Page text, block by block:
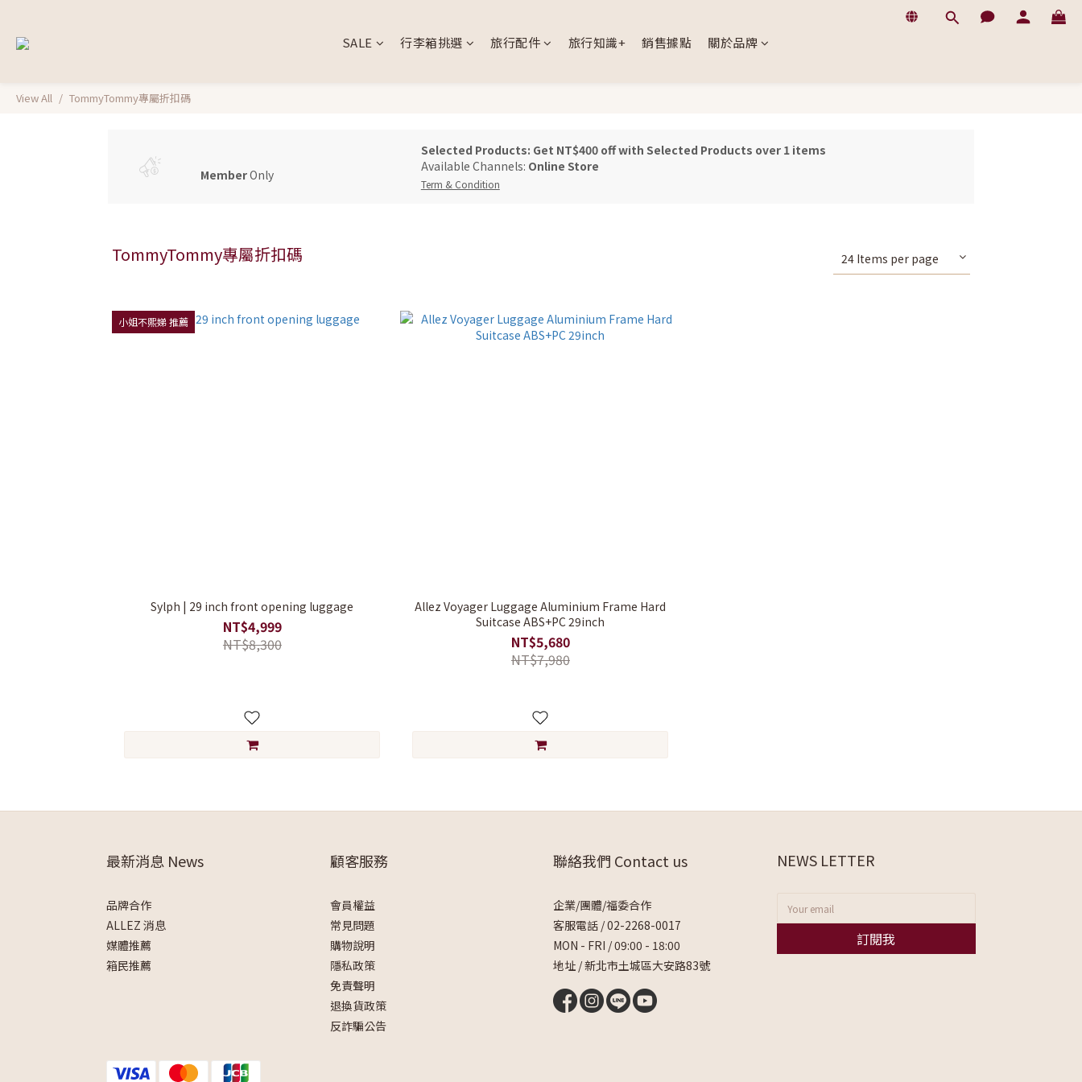
SALE 行李箱挑選 旅行配件 旅行知識+ 銷售據點 關於品牌
View All TommyTommy專屬折扣碼
MemberOnly
Selected Products: Get NT$400 off with Selected Products over 1 items
Available Channels: Online Store
Term & Condition
TommyTommy專屬折扣碼 24 Items per page
小姐不熙娣 推薦
Sylph | 29 inch front opening luggage
NT$4,999
NT$8,300
Allez Voyager Luggage Aluminium Frame Hard
Suitcase ABS+PC 29inch
NT$5,680
NT$7,980
最新消息 News
品牌合作
ALLEZ 消息
媒體推薦
箱民推薦
顧客服務
會員權益
常見問題
購物說明
隱私政策
免責聲明
退換貨政策
反詐騙公告
聯絡我們 Contact us
企業/團體/福委合作
客服電話 /02-2268-0017
MON - FRI / 09:00 - 18:00
地址 / 新北市土城區大安路83號
NEWS LETTER
訂閱我